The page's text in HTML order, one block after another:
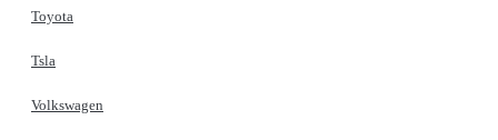
Toyota
Tsla
Volkswagen